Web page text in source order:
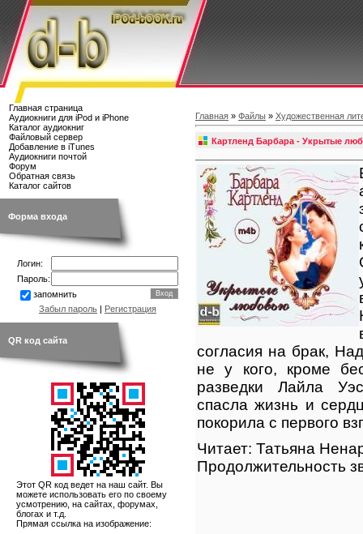
Главная страница
Аудиокниги для iPod и iPhone
Каталог аудиокниг
Файловый сервер
Добавление в iTunes
Аудиокниги почтой
Форум
Обратная связь
Каталог сайтов
Форма входа
Логин:
Пароль:
запомнить
Забыл пароль | Регистрация
QR код сайта
Этот QR код ведет на наш сайт. Вы
можете использовать его по своему
усмотрению, на сайтах, форумах,
блогах и т.д.
Прямая ссылка на изображение:
Главная » Файлы » Художественная
Картленд Барбара - Укрытые
согласия на брак,
не у кого, кроме
разведки Лайла
спасла жизнь и
покорила с первого
Читает: Татьяна
Продолжительность